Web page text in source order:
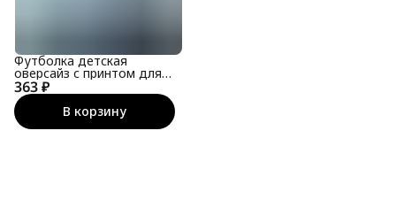
363 ₽
Футболка детская
оверсайз с принтом для
подростка
В корзину